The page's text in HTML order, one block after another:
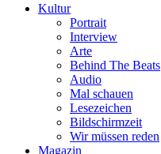
Kultur
Portrait
Interview
Arte
Behind The Beats
Audio
Mal schauen
Lesezeichen
Bildschirmzeit
Wir müssen reden
Magazin